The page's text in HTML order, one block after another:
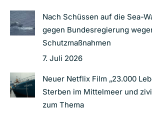
Nach Schüssen auf die Sea-
gegen Bundesregierung
Schutzmaßnahmen
7. Juli 2026
Neuer Netflix Film „23.000
Sterben im Mittelmeer und
zum Thema